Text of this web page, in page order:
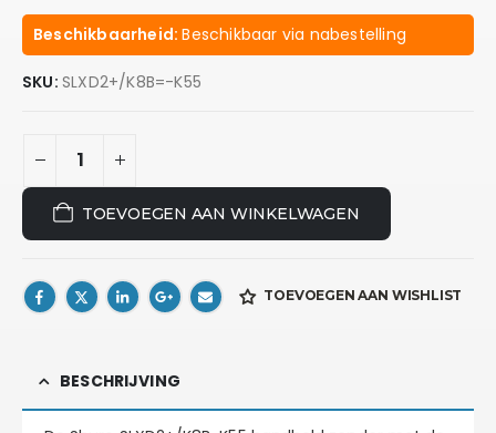
Beschikbaarheid:Beschikbaar via nabestelling
SKU: SLXD2+/K8B=-K55
TOEVOEGEN AAN WINKELWAGEN
TOEVOEGEN AAN WISHLIST
BESCHRIJVING